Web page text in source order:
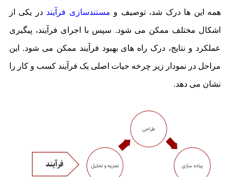
همه این ها درک شد، توصیف ومستندسازی فرآینددر یکی از
اشکال مختلف ممکن می شود. سپس با اجرای فرآیند، پیگیری
عملکرد و نتایج، درک راه های بهبود فرآیند ممکن می شود. این
مراحل در نمودار زیر چرخه حیات اصلی یک فرآیند کسب و کار را
نشان می دهد.